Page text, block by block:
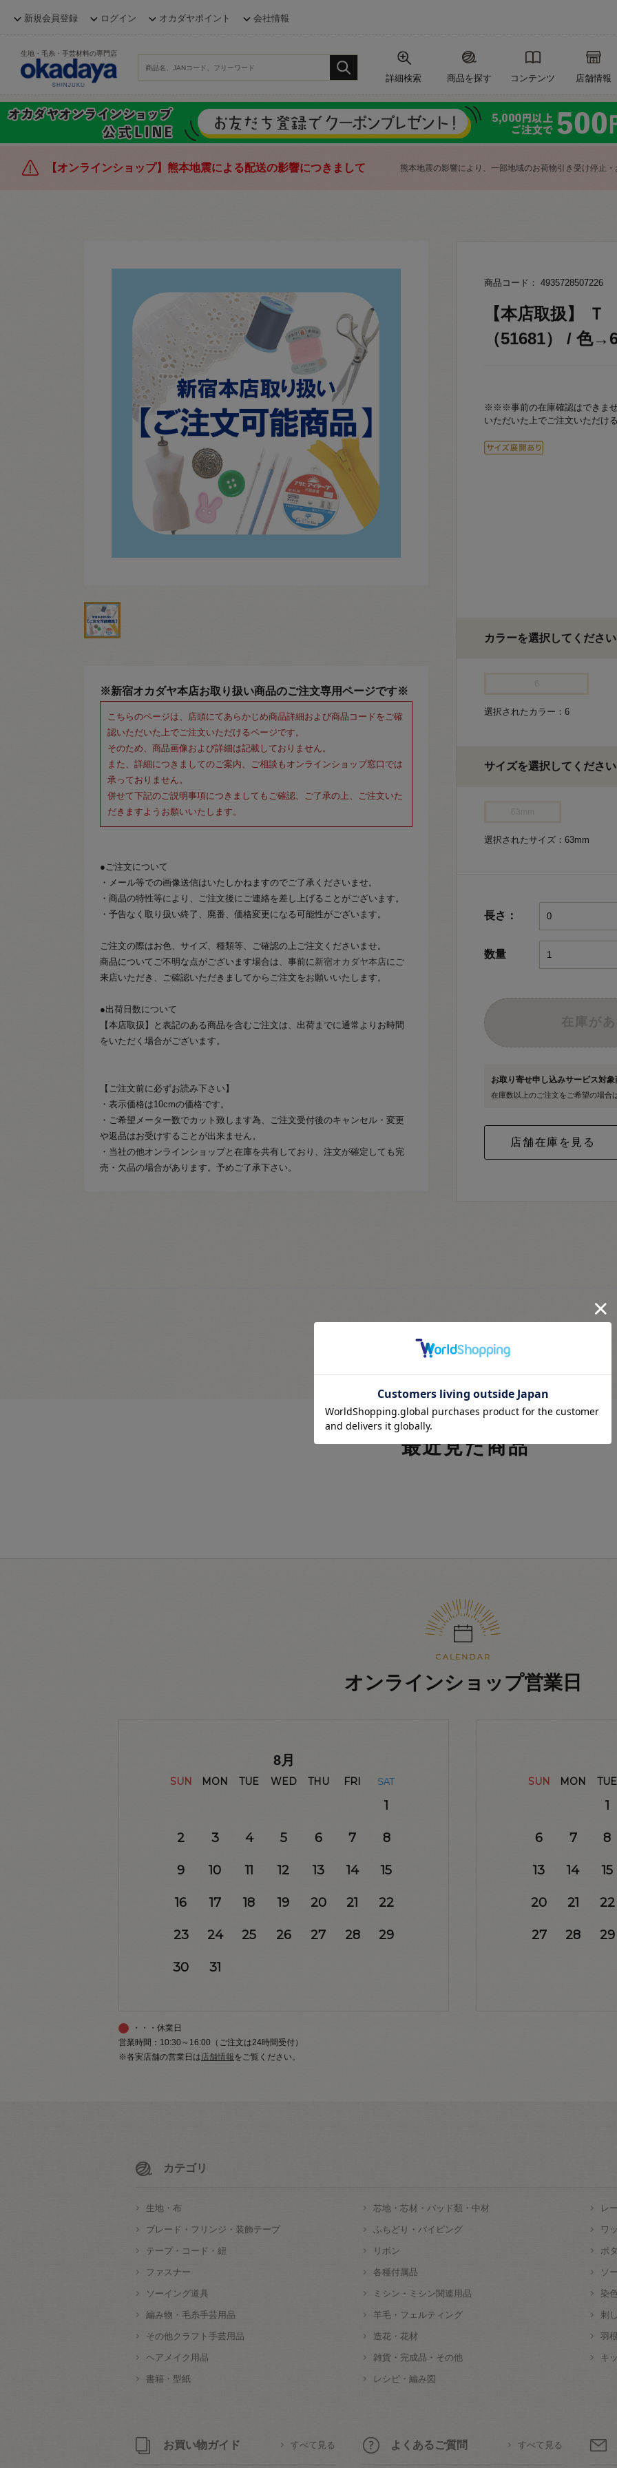
新規会員登録 ログイン オカダヤポイント 会社情報
生地・毛糸・手芸材料の専門店
詳細検索 商品を探す コンテンツ 店舗情報
【オンラインショップ】熊本地震による配送の影響につきまして 熊本地震の影響により、一部地域のお荷物引き受け停止
※新宿オカダヤ本店お取り扱い商品のご注文専用ページです※
こちらのページは、店頭にてあらかじめ商品詳細および商品コードをご確
認いただいた上でご注文いただけるページです。
そのため、商品画像および詳細は記載しておりません。
また、詳細につきましてのご案内、ご相談もオンラインショップ窓口では
承っておりません。
併せて下記のご説明事項につきましてもご確認、ご了承の上、ご注文いた
だきますようお願いいたします。
●ご注文について
・メール等での画像送信はいたしかねますのでご了承くださいませ。
・商品の特性等により、ご注文後にご連絡を差し上げることがございます。
・予告なく取り扱い終了、廃番、価格変更になる可能性がございます。
ご注文の際はお色、サイズ、種類等、ご確認の上ご注文くださいませ。
商品についてご不明な点がございます場合は、事前に 新宿オカダヤ本店にご
来店いただき、ご確認いただきましてからご注文をお願いいたします。
●出荷日数について
【本店取扱】と表記のある商品を含むご注文は、出荷までに通常よりお時間
をいただく場合がございます。
【ご注文前に必ずお読み下さい】
・表示価格は10cmの価格です。
・ご希望メーター数でカット致します為、ご注文受付後のキャンセル・変更
や返品はお受けすることが出来ません。
・当社の他オンラインショップと在庫を共有しており、注文が確定しても完
売・欠品の場合があります。予めご了承下さい。
商品コード： 4935728507226
【本店取扱】
（51681） / 色
※※※事前の在庫確認はできま
いただいた上でご注文いただけ
カラーを選択してください
選択されたカラー：6
サイズを選択してください
選択されたサイズ：63mm
長さ：
数量
お取り寄せ申し込みサービス対
在庫数以上のご注文をご希望の場合
最近見た商品
オンラインショップ営業日
8月
SUN MON TUE WED THU FRI SAT
1
2 3 4 5 6 7 8
9 10 11 12 13 14 15
16 17 18 19 20 21 22
23 24 25 26 27 28 29
30 31
SUN MON TUE
1
6 7 8
13 14 15
20 21 22
27 28 29
・・・休業日
営業時間：10:30～16:00（ご注文は24時間受付）
※各実店舗の営業日は店舗情報をご覧ください。
カテゴリ
生地・布 芯地・芯材・パッド類・中材 レ
ブレード・フリンジ・装飾テープ ふちどり・パイピング ワ
テープ・コード・紐 リボン ボ
ファスナー 各種付属品 ソ
ソーイング道具 ミシン・ミシン関連用品 染
編み物・毛糸手芸用品 羊毛・フェルティング 刺
その他クラフト手芸用品 造花・花材 羽
ヘアメイク用品 雑貨・完成品・その他 キ
書籍・型紙 レシピ・編み図
お買い物ガイド すべて見る よくあるご質問 すべて見る